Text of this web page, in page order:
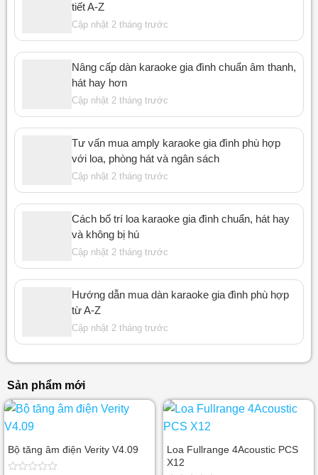
tiết A-Z
Cập nhật 2 tháng trước
Nâng cấp dàn karaoke gia đình chuẩn âm thanh,
hát hay hơn
Cập nhật 2 tháng trước
Tư vấn mua amply karaoke gia đình phù hợp
với loa, phòng hát và ngân sách
Cập nhật 2 tháng trước
Cách bố trí loa karaoke gia đình chuẩn, hát hay
và không bị hú
Cập nhật 2 tháng trước
Hướng dẫn mua dàn karaoke gia đình phù hợp
từ A-Z
Cập nhật 2 tháng trước
Sản phẩm mới
Bộ tăng âm điện Verity V4.09
Loa Fullrange 4Acoustic PCS
X12